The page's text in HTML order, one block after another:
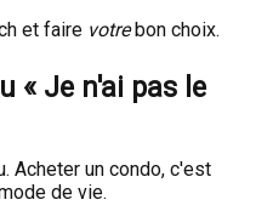
et faire votrebon choix.
« Je n'ai pas le
Acheter un condo, c'est
de vie.